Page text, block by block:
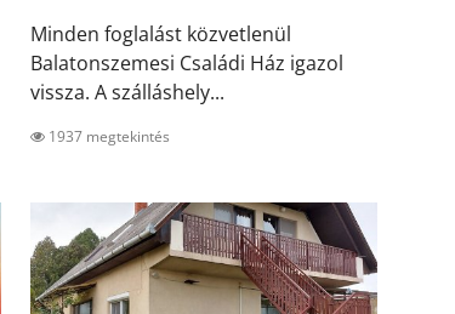
Minden foglalást közvetlenül
Balatonszemesi Családi Ház igazol
vissza. A szálláshely...
1937 megtekintés